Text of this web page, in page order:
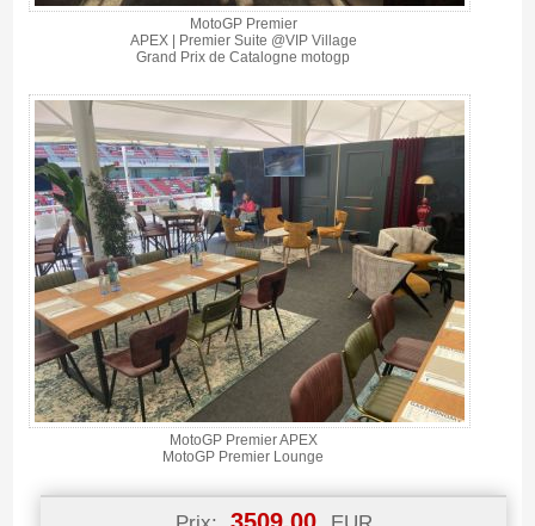
MotoGP Premier
APEX | Premier Suite @VIP Village
Grand Prix de Catalogne motogp
MotoGP Premier APEX
MotoGP Premier Lounge